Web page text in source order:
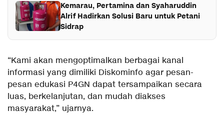
Kemarau, Pertamina dan Syaharuddin
Alrif Hadirkan Solusi Baru untuk Petani
Sidrap
“Kami akan mengoptimalkan berbagai kanal
informasi yang dimiliki Diskominfo agar pesan-
pesan edukasi P4GN dapat tersampaikan secara
luas, berkelanjutan, dan mudah diakses
masyarakat,” ujarnya.